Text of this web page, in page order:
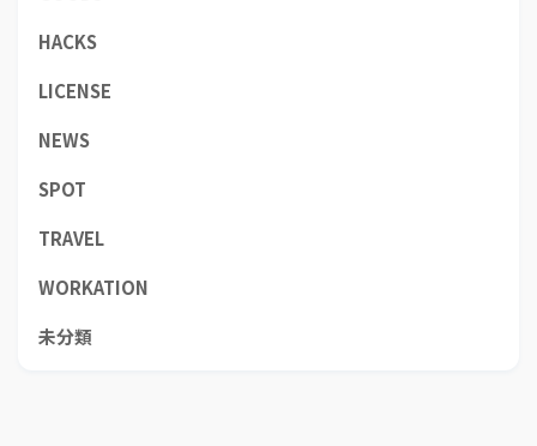
HACKS
LICENSE
NEWS
SPOT
TRAVEL
WORKATION
未分類